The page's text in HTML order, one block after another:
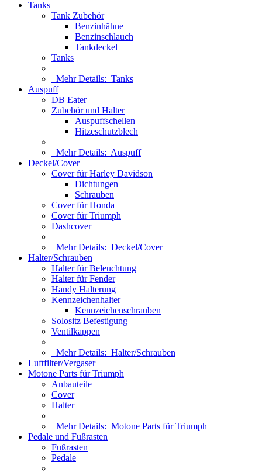
Tanks
Tank Zubehör
Benzinhähne
Benzinschlauch
Tankdeckel
Tanks
Mehr Details: Tanks
Auspuff
DB Eater
Zubehör und Halter
Auspuffschellen
Hitzeschutzblech
Mehr Details: Auspuff
Deckel/Cover
Cover für Harley Davidson
Dichtungen
Schrauben
Cover für Honda
Cover für Triumph
Dashcover
Mehr Details: Deckel/Cover
Halter/Schrauben
Halter für Beleuchtung
Halter für Fender
Handy Halterung
Kennzeichenhalter
Kennzeichenschrauben
Solositz Befestigung
Ventilkappen
Mehr Details: Halter/Schrauben
Luftfilter/Vergaser
Motone Parts für Triumph
Anbauteile
Cover
Halter
Mehr Details: Motone Parts für Triumph
Pedale und Fußrasten
Fußrasten
Pedale